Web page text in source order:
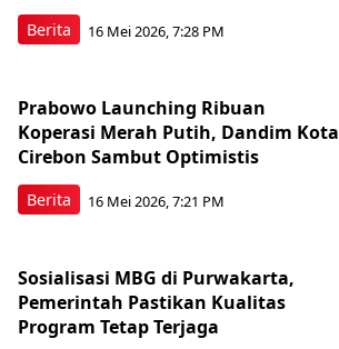
Berita 16 Mei 2026, 7:28 PM
Berita
Prabowo Launching Ribuan
Koperasi Merah Putih, Dandim Kota
Cirebon Sambut Optimistis
16 Mei 2026, 7:21 PM
Sosialisasi MBG di Purwakarta,
Pemerintah Pastikan Kualitas
Program Tetap Terjaga